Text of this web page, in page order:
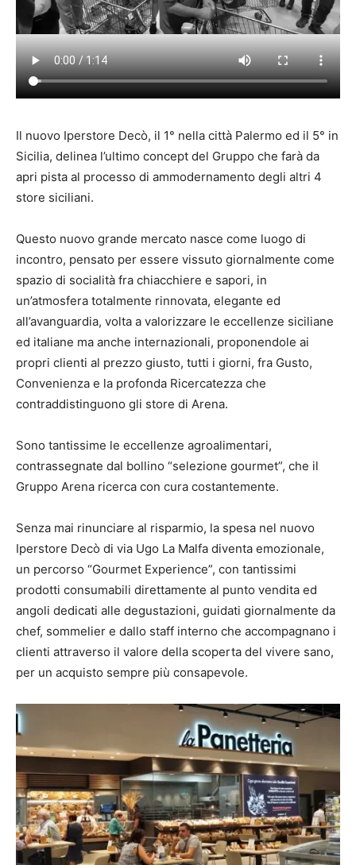
Il nuovo Iperstore Decò, il 1° nella città Palermo ed il 5° in
Sicilia, delinea l’ultimo concept del Gruppo che farà da
apri pista al processo di ammodernamento degli altri 4
store siciliani.
Questo nuovo grande mercato nasce come luogo di
incontro, pensato per essere vissuto giornalmente come
spazio di socialità fra chiacchiere e sapori, in
un’atmosfera totalmente rinnovata, elegante ed
all’avanguardia, volta a valorizzare le eccellenze siciliane
ed italiane ma anche internazionali, proponendole ai
propri clienti al prezzo giusto, tutti i giorni, fra Gusto,
Convenienza e la profonda Ricercatezza che
contraddistinguono gli store di Arena.
Sono tantissime le eccellenze agroalimentari,
contrassegnate dal bollino “selezione gourmet”, che il
Gruppo Arena ricerca con cura costantemente.
Senza mai rinunciare al risparmio, la spesa nel nuovo
Iperstore Decò di via Ugo La Malfa diventa emozionale,
un percorso “Gourmet Experience”, con tantissimi
prodotti consumabili direttamente al punto vendita ed
angoli dedicati alle degustazioni, guidati giornalmente da
chef, sommelier e dallo staff interno che accompagnano i
clienti attraverso il valore della scoperta del vivere sano,
per un acquisto sempre più consapevole.